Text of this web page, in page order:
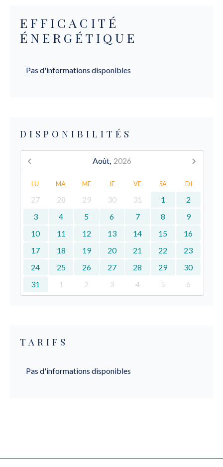
EFFICACITÉ
ÉNERGÉTIQUE
Pas d'informations disponibles
DISPONIBILITÉS
Août, 2026
LU MA ME JE VE SA DI
27 28 29 30 31 1
2
3
4 5 6 7 8
9
10
11 12 13 14 15
16
17
18 19 20 21 22
23
24
25 26 27 28 29
30
31
1 2 3 4 5 6
TARIFS
Pas d'informations disponibles